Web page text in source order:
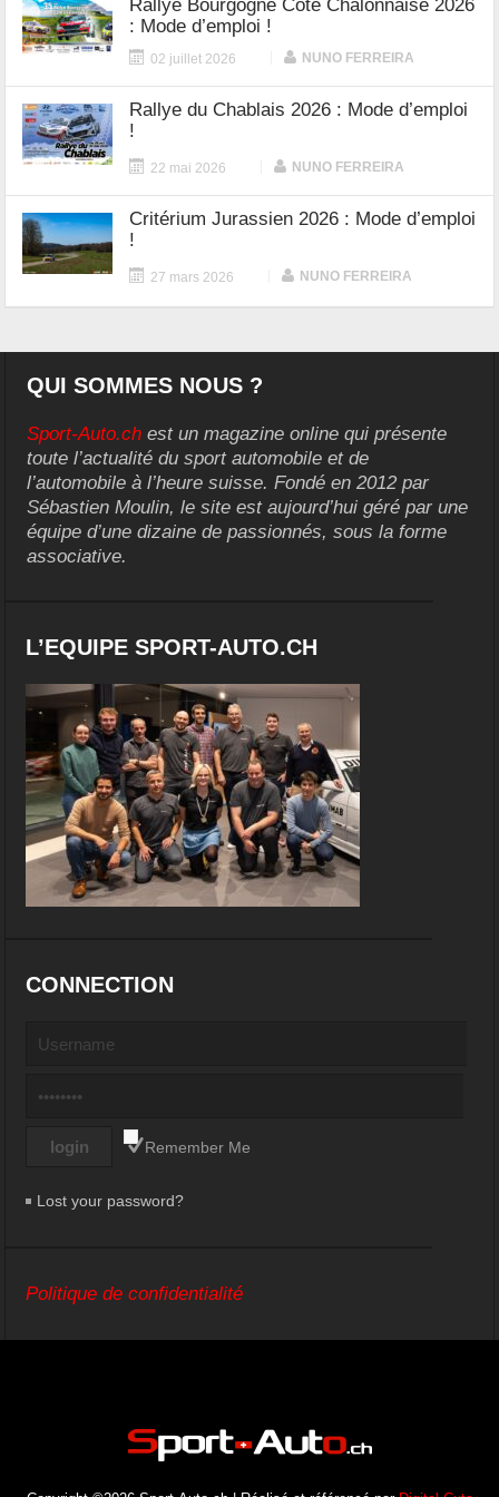
Rallye Bourgogne Côte Chalonnaise 2026
: Mode d’emploi !
02 juillet 2026 NUNO FERREIRA
Rallye du Chablais 2026 : Mode d’emploi
!
22 mai 2026 NUNO FERREIRA
Critérium Jurassien 2026 : Mode d’emploi
!
27 mars 2026 NUNO FERREIRA
QUI SOMMES NOUS ?
Sport-Auto.ch est un magazine online qui présente
toute l’actualité du sport automobile et de
l’automobile à l’heure suisse. Fondé en 2012 par
Sébastien Moulin, le site est aujourd’hui géré par une
équipe d’une dizaine de passionnés, sous la forme
associative.
L’EQUIPE SPORT-AUTO.CH
CONNECTION
Remember Me
Lost your password?
Politique de confidentialité